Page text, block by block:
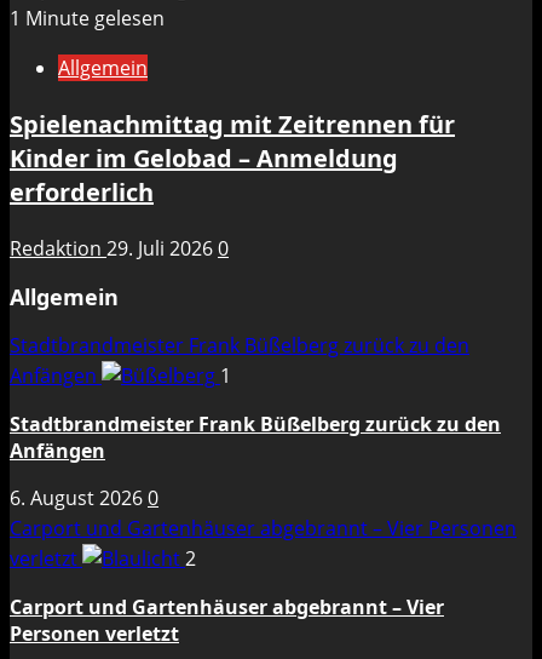
1 Minute gelesen
Allgemein
Spielenachmittag mit Zeitrennen für
Kinder im Gelobad – Anmeldung
erforderlich
Redaktion 29. Juli 20260
Allgemein
Stadtbrandmeister Frank Büßelberg zurück zu den
Anfängen
1
Stadtbrandmeister Frank Büßelberg zurück zu den
Anfängen
6. August 20260
Carport und Gartenhäuser abgebrannt – Vier Personen
verletzt
2
Carport und Gartenhäuser abgebrannt – Vier
Personen verletzt